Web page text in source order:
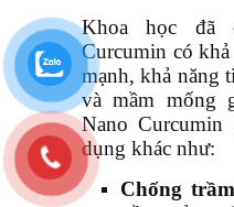
Khoa học đã
Curcumin có
mạnh, khả năng
và mầm mống
Nano
dụng khác như:
Chống